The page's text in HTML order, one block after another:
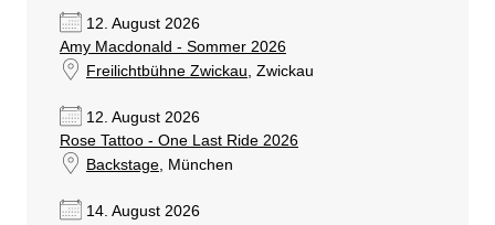
12. August 2026
Amy Macdonald - Sommer 2026
Freilichtbühne Zwickau, Zwickau
12. August 2026
Rose Tattoo - One Last Ride 2026
Backstage, München
14. August 2026